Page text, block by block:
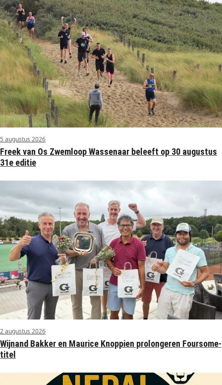
5 augustus 2026
Freek van Os Zwemloop Wassenaar beleeft op 30 augustus
31e editie
2 augustus 2026
Wijnand Bakker en Maurice Knoppien prolongeren Foursome-
titel